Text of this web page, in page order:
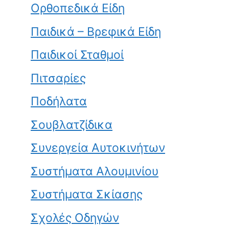
Ορθοπεδικά Είδη
Παιδικά – Βρεφικά Είδη
Παιδικοί Σταθμοί
Πιτσαρίες
Ποδήλατα
Σουβλατζίδικα
Συνεργεία Αυτοκινήτων
Συστήματα Αλουμινίου
Συστήματα Σκίασης
Σχολές Οδηγών